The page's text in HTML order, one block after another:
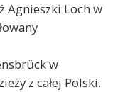
Agnieszki Loch w
w
z całej Polski.